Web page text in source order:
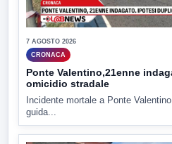
7 AGOSTO 2026
CRONACA
Ponte Valentino,21enne
omicidio stradale
Incidente mortale a Ponte
guida...